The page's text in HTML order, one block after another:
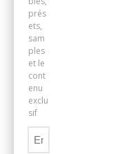
prés
ets,
sam
ples
et le
cont
enu
exclu
sif